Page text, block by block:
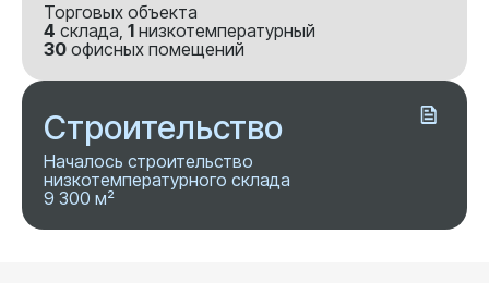
Торговых объекта
4 склада, 1 низкотемпературный
30 офисных помещений
Строительство
Началось строительство
низкотемпературного склада
9 300 м²